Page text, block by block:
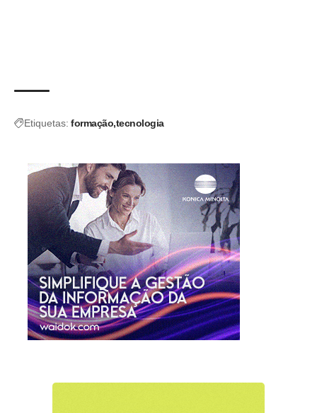
Etiquetas: formação tecnologia